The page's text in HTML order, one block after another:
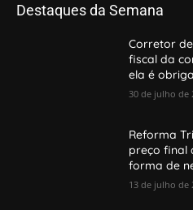
Destaques da Semana
Corretor
fiscal da
ela é
30 de julho de
Reforma
preço final
forma de
13 de julho de